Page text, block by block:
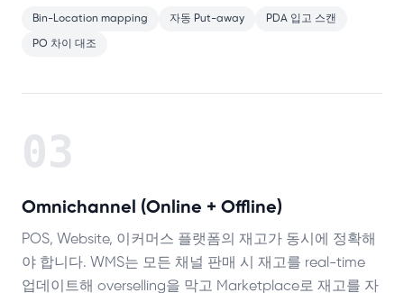
Bin-Location mapping 자동 Put-away PDA 입고 스캔
PO 차이 대조
03
Omnichannel (Online + Offline)
POS, Website, 이커머스 플랫폼의 재고가 동시에 정확해
야 합니다. WMS는 모든 채널 판매 시 재고를 real-time
업데이트해 overselling을 막고 Marketplace로 재고를 자